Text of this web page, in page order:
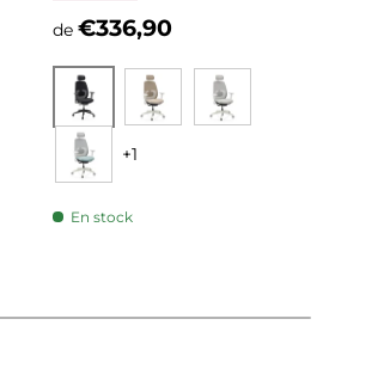
de Prix habituel
€336,90
Noir Beige Gris
Menthe
+1
En stock